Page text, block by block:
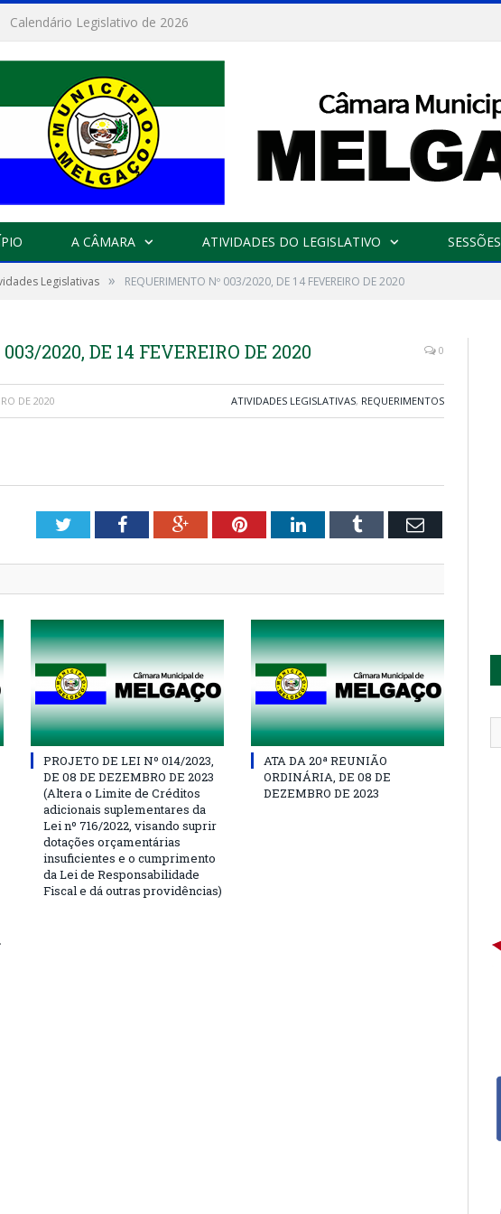
A CÂMARA ATIVIDADES DO LEGISLATIVO SESSÕES
Legislativas » REQUERIMENTO Nº 003/2020, DE 14 FEVEREIRO DE 2020
2020, DE 14 FEVEREIRO DE 2020 0
DE 2020 ATIVIDADES LEGISLATIVAS, REQUERIMENTOS
TwitterFacebookGoogle+PinterestLinkedInTumblr Email
PROJETO DE LEI Nº 014/2023,
DE 08 DE DEZEMBRO DE 2023
(Altera o Limite de Créditos
adicionais suplementares da
Lei nº 716/2022, visando suprir
dotações orçamentárias
insuficientes e o cumprimento
da Lei de Responsabilidade
Fiscal e dá outras providências)
ATA DA 20ª REUNIÃO
ORDINÁRIA, DE 08 DE
DEZEMBRO DE 2023